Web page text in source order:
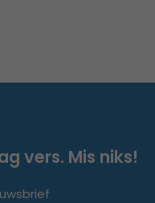
vers. Mis niks!